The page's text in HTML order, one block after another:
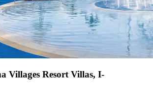
Villages Resort Villas, I-